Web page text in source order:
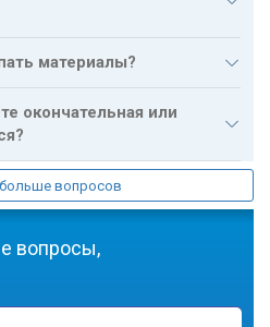
УСТАНОВКА
МОНТАЖ СТОЯКА
МОНТАЖ
материалы?
окончательная или
вопросов
вопросы,
любой вашей задачи